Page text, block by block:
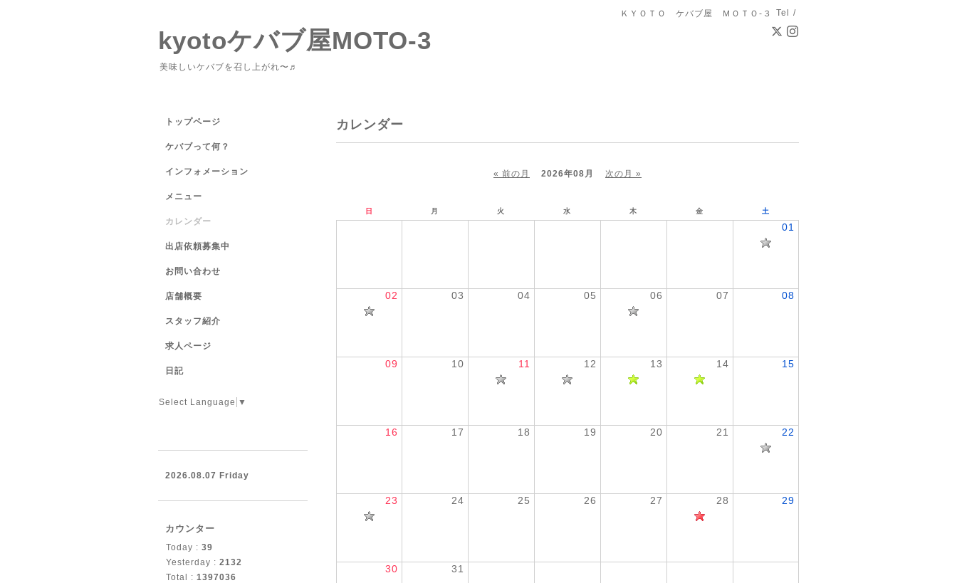
ＫＹＯＴＯ ケバブ屋 ＭＯＴＯ-３ Tel /
kyotoケバブ屋MOTO-3
美味しいケバブを召し上がれ〜♬
カレンダー
« 前の月 2026年08月 次の月 »
日 月 火 水 木 金 土
01
02 03 04 05 06 07 08
09 10 11 12 13 14 15
16 17 18 19 20 21 22
23 24 25 26 27 28 29
30 31
トップページ
ケバブって何？
インフォメーション
メニュー
カレンダー
出店依頼募集中
お問い合わせ
店舗概要
スタッフ紹介
求人ページ
日記
Select Language ▼
2026.08.07 Friday
カウンター
Today : 39
Yesterday : 2132
Total : 1397036